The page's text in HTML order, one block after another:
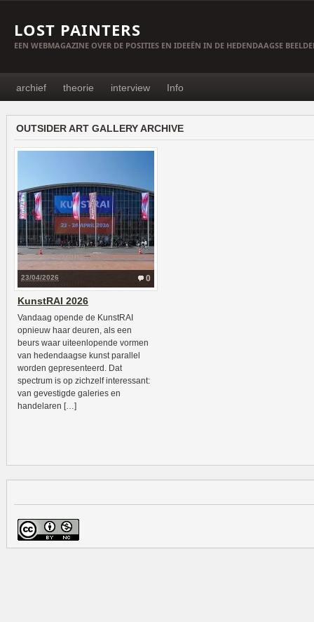
LOST PAINTERS
EEN WEBMAGAZINE OVER DE POSITIES EN IDEEËN IN DE HEDENDAAGSE
archief theorie interview Info
OUTSIDER ART GALLERY ARCHIVE
0
23/04/2026
KunstRAI 2026
Vandaag opende de KunstRAI
opnieuw haar deuren, als een
beurs waar uiteenlopende vormen
van hedendaagse kunst parallel
worden gepresenteerd. Dat
spectrum is op zichzelf interessant:
van gevestigde galeries en
handelaren […]